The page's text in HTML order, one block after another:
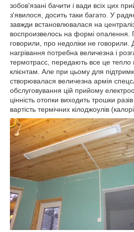
зобов'язані бачити і вади всіх цих
з'явилося, досить таки багато. У
завжди встановлювалася на
воспроизвелось на формі опалення.
говорили, про недоліки не говорили.
нагрівання потребна величезна і
термотрасс, передають все це тепло
клієнтам. Але при цьому для
створювалася величезна армія
обслуговування цій прийому
цінність отопки виходить трошки
вартість термічних кілоджоулів